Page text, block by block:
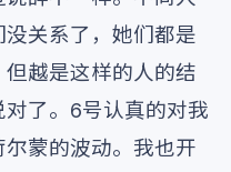
关系了，她们都是
越是这样的人的结
了。6号认真的对我
蒙的波动。我也开